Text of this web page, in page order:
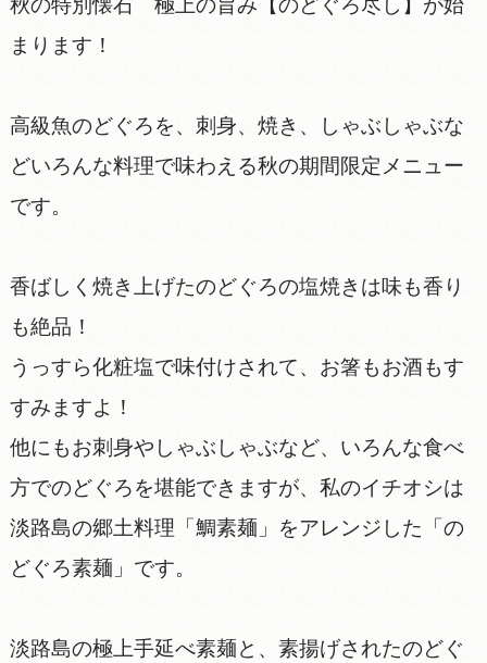
まります！
高級魚のどぐろを、刺身、焼き、しゃぶしゃぶな
どいろんな料理で味わえる秋の期間限定メニュー
です。
香ばしく焼き上げたのどぐろの塩焼きは味も香り
も絶品！
うっすら化粧塩で味付けされて、お箸もお酒もす
すみますよ！
他にもお刺身やしゃぶしゃぶなど、いろんな食べ
方でのどぐろを堪能できますが、私のイチオシは
淡路島の郷土料理「鯛素麺」をアレンジした「の
どぐろ素麺」です。
淡路島の極上手延べ素麺と、素揚げされたのどぐ